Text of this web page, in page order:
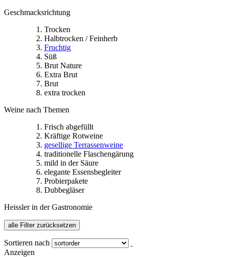
Geschmacksrichtung
Trocken
Halbtrocken / Feinherb
Fruchtig
Süß
Brut Nature
Extra Brut
Brut
extra trocken
Weine nach Themen
Frisch abgefüllt
Kräftige Rotweine
gesellige Terrassenweine
traditionelle Flaschengärung
mild in der Säure
elegante Essensbegleiter
Probierpakete
Dubbegläser
Heissler in der Gastronomie
alle Filter zurücksetzen
Sortieren nach
Anzeigen